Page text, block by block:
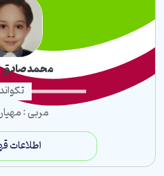
محمدصادق
مربی :
اطلاعات